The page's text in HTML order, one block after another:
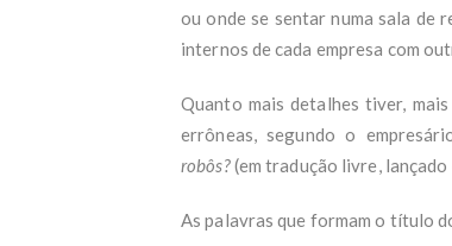
ou onde se sentar numa sala de
internos de cada empresa com
Quanto mais detalhes tiver,
errôneas, segundo o
robôs?(em tradução livre, lançado
As palavras que formam o título